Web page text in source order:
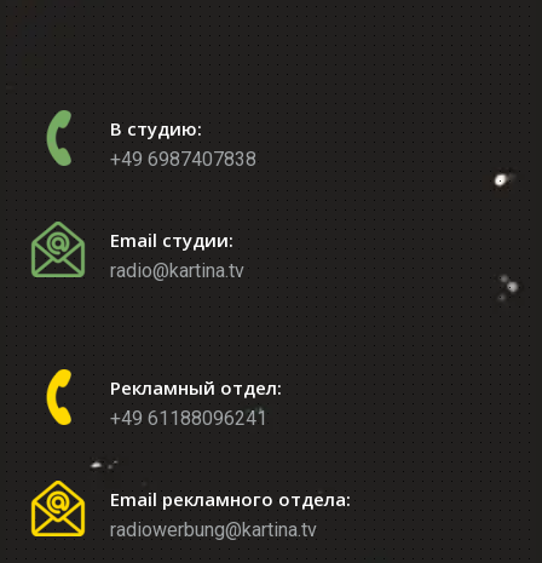
В студию:
+49 6987407838
Email студии:
radio@kartina.tv
Рекламный отдел:
+49 61188096241
Email рекламного отдела:
radiowerbung@kartina.tv